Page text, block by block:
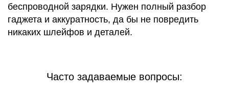
беспроводной зарядки. Нужен полный разбор
гаджета и аккуратность, да бы не повредить
никаких шлейфов и деталей.
Часто задаваемые вопросы: